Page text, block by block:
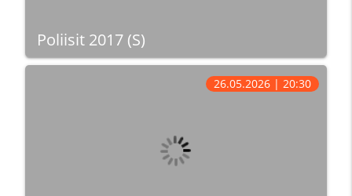
Poliisit 2017 (S)
26.05.2026 | 20:30